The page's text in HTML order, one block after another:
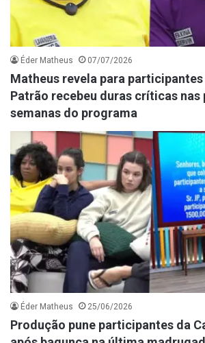
Éder Matheus 07/07/2026
Matheus revela para participantes
Patrão recebeu duras críticas nas
semanas do programa
Éder Matheus 25/06/2026
Produção pune participantes da